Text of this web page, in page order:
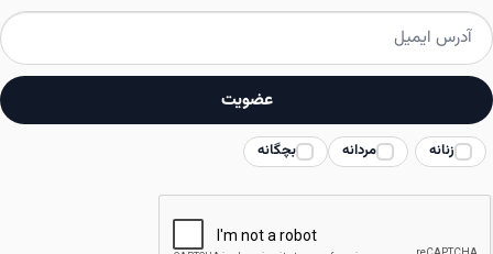
ها
در
زنانه مردانه بچگانه
عضویت